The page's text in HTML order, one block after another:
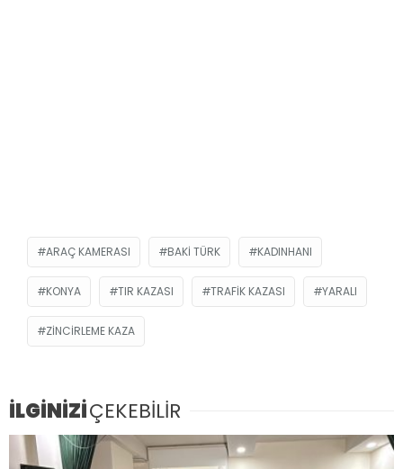
ARAÇ KAMERASI BAKI TÜRK KADINHANI
KONYA TIR KAZASI TRAFIK KAZASI YARALI
ZINCIRLEME KAZA
İLGİNİZİÇEKEBİLİR